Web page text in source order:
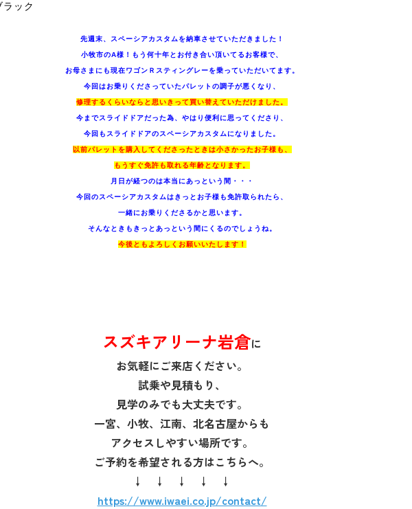
ラック
先週末、スペーシアカスタムを納車させていただきました！
小牧市のA様！もう何十年とお付き合い頂いてるお客様で、
お母さまにも現在ワゴンＲスティングレーを乗っていただいてます。
今回はお乗りくださっていたパレットの調子が悪くなり、
修理するくらいならと思いきって買い替えていただけました。
今までスライドドアだった為、やはり便利に思ってくださり、
今回もスライドドアのスペーシアカスタムになりました。
以前パレットを購入してくださったときは小さかったお子様も、
もうすぐ免許も取れる年齢となります。
月日が経つのは本当にあっという間・・・
今回のスペーシアカスタムはきっとお子様も免許取られたら、
一緒にお乗りくださるかと思います。
そんなときもきっとあっという間にくるのでしょうね。
今後ともよろしくお願いいたします！
スズキアリーナ岩倉に
お気軽にご来店ください。
試乗や見積もり、
見学のみでも大丈夫です。
一宮、小牧、江南、北名古屋からも
アクセスしやすい場所です。
ご予約を希望される方はこちらへ。
↓ ↓ ↓ ↓ ↓
https://www.iwaei.co.jp/contact/